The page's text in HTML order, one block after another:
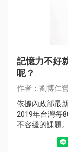
記憶力不好
呢？
作者：劉博仁
依據內政部最
2019年台灣每
不容緩的課題。